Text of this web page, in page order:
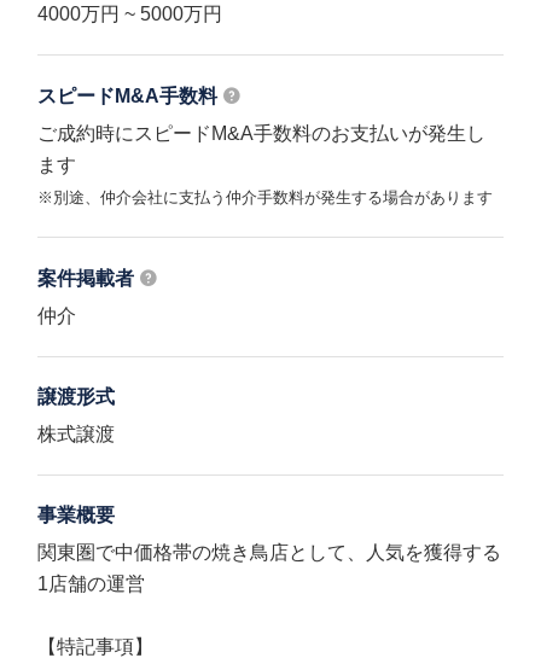
4000万円 ~ 5000万円
スピードM&A手数料
ご成約時にスピードM&A手数料のお支払いが発生し
ます
※別途、仲介会社に支払う仲介手数料が発生する場合があります
案件掲載者
仲介
譲渡形式
株式譲渡
事業概要
関東圏で中価格帯の焼き鳥店として、人気を獲得する
1店舗の運営
【特記事項】